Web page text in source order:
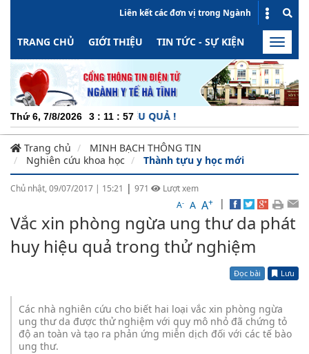
Liên kết các đơn vị trong Ngành
TRANG CHỦ GIỚI THIỆU TIN TỨC - SỰ KIỆN HOẠT
Toggle
Thứ 6, 7/8/2026 3 : 11 : 58
- MINH BẠCH - HIỆU QUẢ !
Trang chủ
MINH BẠCH THÔNG TIN
Nghiên cứu khoa học
Thành tựu y học mới
Chủ nhật, 09/07/2017 | 15:21 | 971
Lượt xem
A- A A+ |
Vắc xin phòng ngừa ung thư da phát
huy hiệu quả trong thử nghiệm
Đọc bài Lưu
Các nhà nghiên cứu cho biết hai loại vắc xin phòng ngừa
ung thư da được thử nghiệm với quy mô nhỏ đã chứng tỏ
độ an toàn và tạo ra phản ứng miễn dịch đối với các tế bào
ung thư.